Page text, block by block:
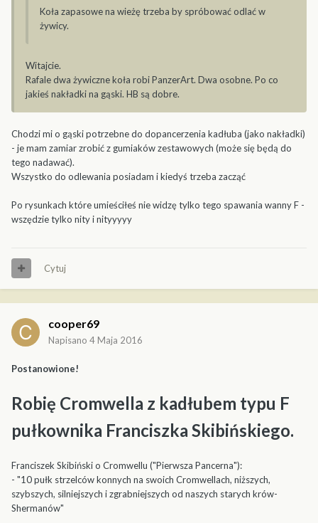
Koła zapasowe na wieżę trzeba by spróbować odlać w
żywicy.
Witajcie.
Rafale dwa żywiczne koła robi PanzerArt. Dwa osobne. Po co
jakieś nakładki na gąski. HB są dobre.
Chodzi mi o gąski potrzebne do dopancerzenia kadłuba (jako nakładki)
- je mam zamiar zrobić z gumiaków zestawowych (może się będą do
tego nadawać).
Wszystko do odlewania posiadam i kiedyś trzeba zacząć
Po rysunkach które umieściłeś nie widzę tylko tego spawania wanny F -
wszędzie tylko nity i nityyyyy
Cytuj
cooper69
Napisano 4 Maja 2016
Postanowione!
Robię Cromwella z kadłubem typu F
pułkownika Franciszka Skibińskiego.
Franciszek Skibiński o Cromwellu ("Pierwsza Pancerna"):
- "10 pułk strzelców konnych na swoich Cromwellach, niższych,
szybszych, silniejszych i zgrabniejszych od naszych starych krów-
Shermanów"